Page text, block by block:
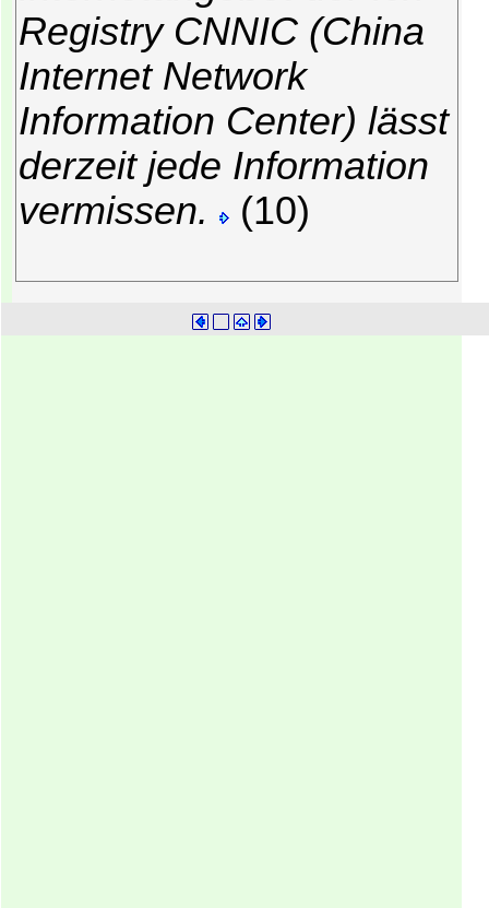
Registry CNNIC (China
Internet Network
Information Center) lässt
derzeit jede Information
vermissen.
(10)